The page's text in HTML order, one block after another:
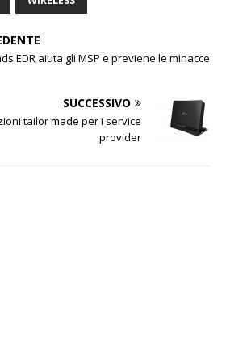
EDR aiuta gli MSP e previene le minacce
SUCCESSIVO
tailor made per i service
provider